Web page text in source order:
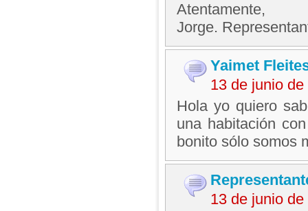
Atentamente,
Jorge.
Yaimet
13 de junio
Hola yo quiero
una habitación
bonito sólo somos
13 de junio